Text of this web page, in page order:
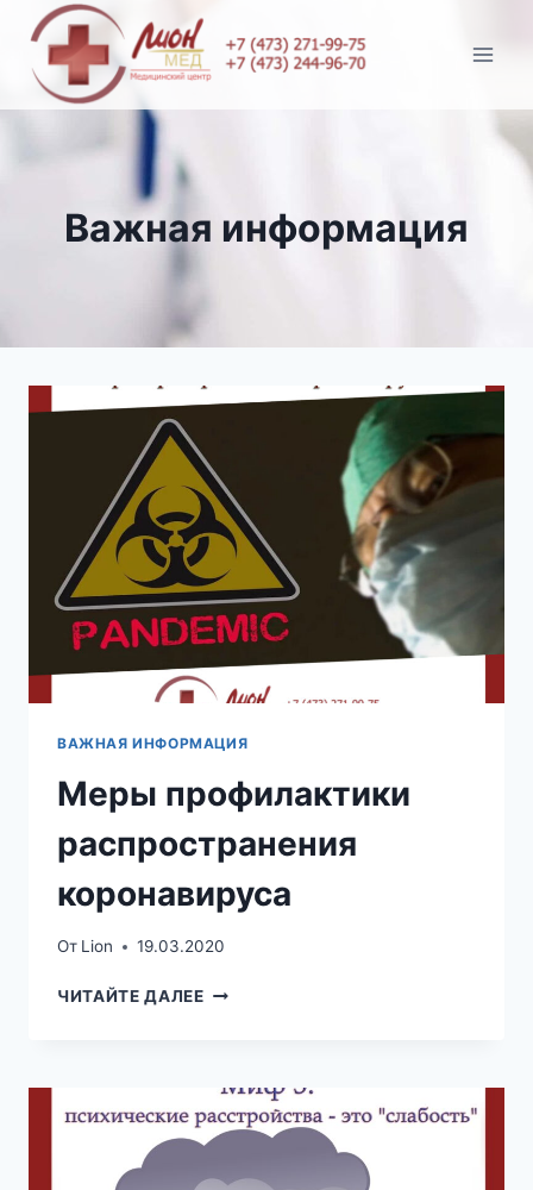
Перейти
содержимому
Важная информация
ВАЖНАЯ ИНФОРМАЦИЯ
Меры профилактики
распространения
коронавируса
От Lion 19.03.2020
ЧИТАЙТЕ ДАЛЕЕМЕРЫ